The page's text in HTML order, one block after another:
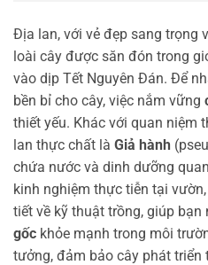
Địa lan, với vẻ đẹp sang trọng
loài cây được săn đón trong
vào dịp Tết Nguyên Đán. Để
bền bỉ cho cây, việc nắm vững
thiết yếu. Khác với quan niệm
lan thực chất là Giả hành
chứa nước và dinh dưỡng
kinh nghiệm thực tiễn tại
tiết về kỹ thuật trồng, giúp
gốc khỏe mạnh trong môi
tưởng, đảm bảo cây phát triển